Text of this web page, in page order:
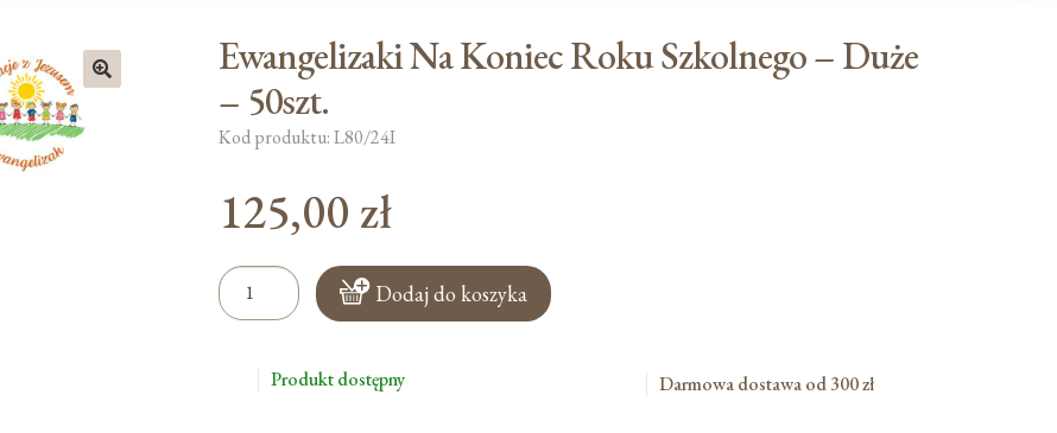
Ewangelizaki Na Koniec Roku Szkolnego – Duże
– 50szt.
Kod produktu: L80/24I
125,00 zł
ilość
Ewangelizaki
Koniec
Roku
Dodaj do koszyka
Produkt dostępny Darmowa dostawa od 300 zł